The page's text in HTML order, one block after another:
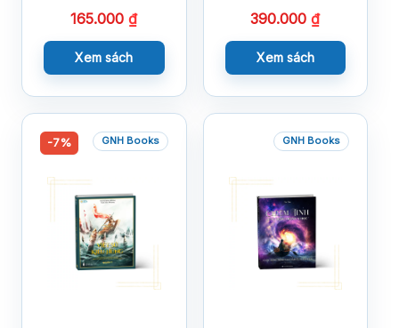
165.000₫
Xem sách
390.000₫
Xem sách
-7% GNH Books GNH Books